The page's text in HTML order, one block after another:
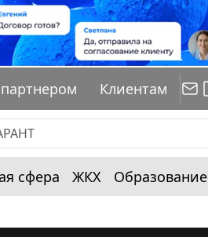
Клиентам
сфера ЖКХ Образование